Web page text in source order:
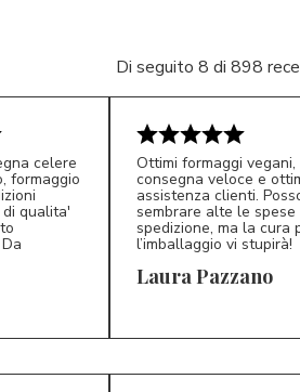
Di seguito 8 di 898
celere
formaggio
qualita'
LP 5/5
Ottimi formaggi vegani,
consegna veloce e
assistenza clienti.
sembrare alte le spese
spedizione, ma la cura
l’imballaggio vi stupirà!
Laura Pazzano